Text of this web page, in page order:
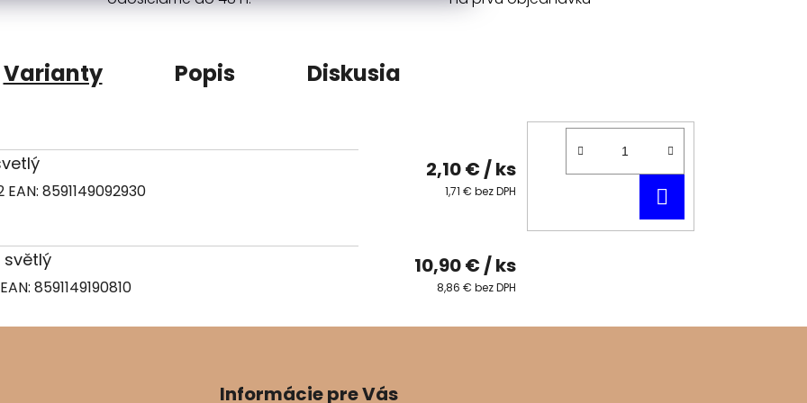
Varianty Popis Diskusia
EAN: 8591149092930
2,10 € / ks
1,71 € bez DPH
KOŠÍKA
světlý
EAN: 8591149190810
10,90 € / ks
8,86 € bez DPH
Informácie pre Vás